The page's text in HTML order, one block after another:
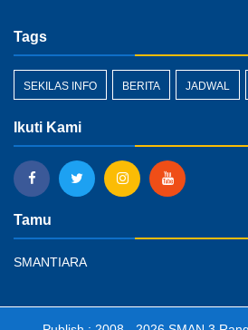
Tags
SEKILAS INFO BERITA JADWAL
Ikuti Kami
Tamu
SMANTIARA